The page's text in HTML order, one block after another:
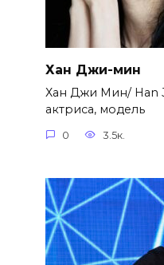
Хан Джи-мин
Хан Джи Мин/ Han
актриса, модель
0 3.5к.